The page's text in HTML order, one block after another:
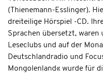
(Thienemann-Esslinger).
dreiteilige Hörspiel -CD.
Sprachen übersetzt, waren
Leseclubs und auf der
Deutschlandradio und
Mongolenland« wurde für